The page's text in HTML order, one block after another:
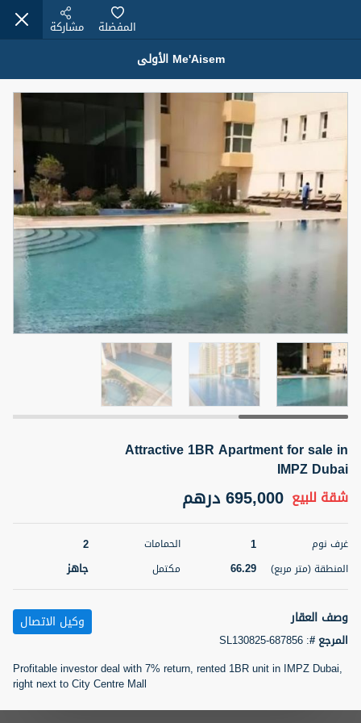
عقارات للبيع (12441)
شقةللبيع 1,350,000 درهم
سرير حمام
المنطقة (متر
مربع)
75.43
المعروض
مفروش/ة جزئيا جاهز
اسم الوسيط
MOHAMMED ARSHAD SAIYED
رقم الوسيط
أتصل الأن
2BR Golf, Pool & Villa View | 3 Bathrooms | 1,274.77 Sq
Ft | Ellington House II
شقة للبيع 4,100,000 درهم
22
حمام
3
مربع)
118.34
حالة
اسم الوسيط
TATIANA VEBER
رقم الوسيط
أتصل الأن
5 أشهر +
Me'Aisem الأولى
المفضلة مشاركة
Attractive 1BR Apartment for sale in
IMPZ Dubai
شقة للبيع 695,000 درهم
غرف نوم 1 الحمامات 2
المنطقة (متر مربع) 66.29 مكتمل جاهز
وصف العقار
المرجع #:
SL130825-687856
وكيل الاتصال
Profitable investor deal with 7% return, rented 1BR unit in IMPZ Dubai,
right next to City Centre Mall تصفية المفضلة خريطة